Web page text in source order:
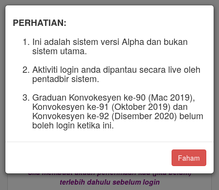
SPAL
SISTEM PENGURUSAN ALUMNI
UiTM CAWANGAN JOHOR
v2.0 (Alpha)
Sila membuat akuan penerimaan kad (jika belum)
terlebih dahulu sebelum login
PERHATIAN:
Ini adalah sistem versi Alpha dan bukan
sistem utama.
Aktiviti login anda dipantau secara live oleh
pentadbir sistem.
Graduan Konvokesyen ke-90 (Mac 2019),
Konvokesyen ke-91 (Oktober 2019) dan
Konvokesyen ke-92 (Disember 2020) belum
boleh login ketika ini.
Faham